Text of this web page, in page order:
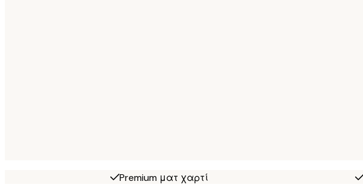
Premium ματ χαρτί